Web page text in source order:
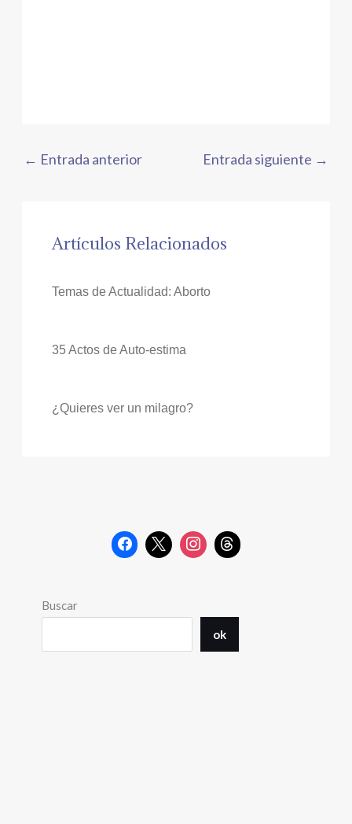
← Entrada anterior Entrada siguiente →
Artículos Relacionados
Temas de Actualidad: Aborto
35 Actos de Auto-estima
¿Quieres ver un milagro?
Buscar
ok